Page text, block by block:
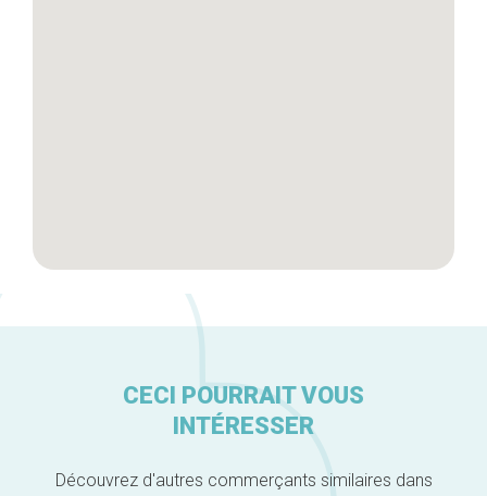
CECI POURRAIT VOUS
INTÉRESSER
Découvrez d'autres commerçants similaires dans